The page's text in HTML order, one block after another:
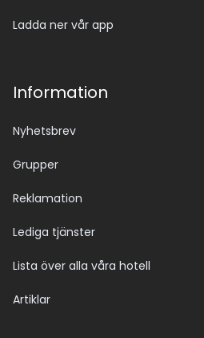
Ladda ner vår app
Information
Nyhetsbrev
Grupper
Reklamation
Lediga tjänster
Lista över alla våra hotell
Artiklar